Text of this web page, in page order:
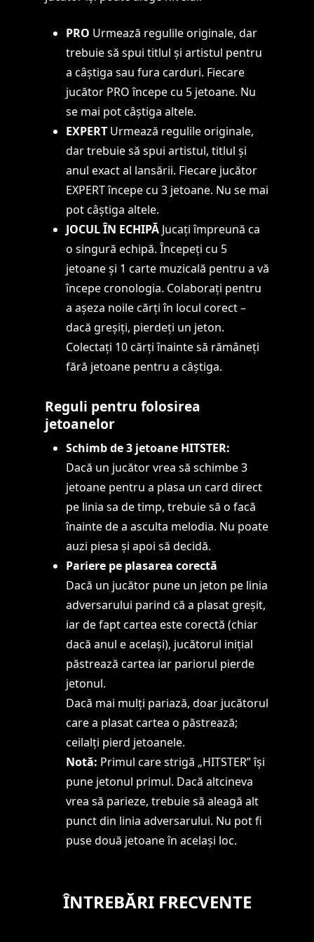
PRO Urmează regulile originale, dar
trebuie să spui titlul și artistul pentru
a câștiga sau fura carduri. Fiecare
jucător PRO începe cu 5 jetoane. Nu
se mai pot câștiga altele.
EXPERT Urmează regulile originale,
dar trebuie să spui artistul, titlul și
anul exact al lansării. Fiecare jucător
EXPERT începe cu 3 jetoane. Nu se mai
pot câștiga altele.
JOCUL ÎN ECHIPĂ Jucați împreună ca
o singură echipă. Începeți cu 5
jetoane și 1 carte muzicală pentru a vă
începe cronologia. Colaborați pentru
a așeza noile cărți în locul corect –
dacă greșiți, pierdeți un jeton.
Colectați 10 cărți înainte să rămâneți
fără jetoane pentru a câștiga.
Reguli pentru folosirea
jetoanelor
Schimb de 3 jetoane HITSTER:
Dacă un jucător vrea să schimbe 3
jetoane pentru a plasa un card direct
pe linia sa de timp, trebuie să o facă
înainte de a asculta melodia. Nu poate
auzi piesa și apoi să decidă.
Pariere pe plasarea corectă
Dacă un jucător pune un jeton pe linia
adversarului parind că a plasat greșit,
iar de fapt cartea este corectă (chiar
dacă anul e același), jucătorul inițial
păstrează cartea iar pariorul pierde
jetonul.
Dacă mai mulți pariază, doar jucătorul
care a plasat cartea o păstrează;
ceilalți pierd jetoanele.
Notă: Primul care strigă „HITSTER” își
pune jetonul primul. Dacă altcineva
vrea să parieze, trebuie să aleagă alt
punct din linia adversarului. Nu pot fi
puse două jetoane în același loc.
ÎNTREBĂRI FRECVENTE